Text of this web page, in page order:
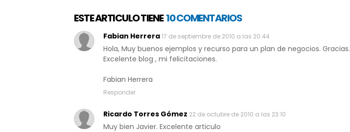
ESTE ARTICULO TIENE 10 COMENTARIOS
Fabian Herrera17 de septiembre de 2010 a las 20:44
Hola, Muy buenos ejemplos y recurso para un plan de negocios. Gracias.
Excelente blog , mi felicitaciones.
Fabian Herrera
Responder
Ricardo Torres Gómez 22 de octubre de 2010 a las 23:10
Muy bien Javier. Excelente articulo